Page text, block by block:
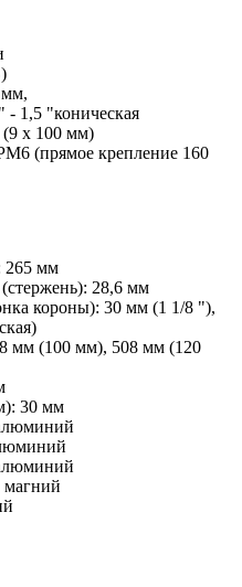
- 1,5 "коническая
х 100 мм)
(прямое крепление 160
265 мм
28,6 мм
короны): 30 мм (1 1/8 "),
мм (100 мм), 508 мм (120
30 мм